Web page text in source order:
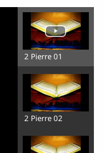
2 Pierre 01
2 Pierre 02